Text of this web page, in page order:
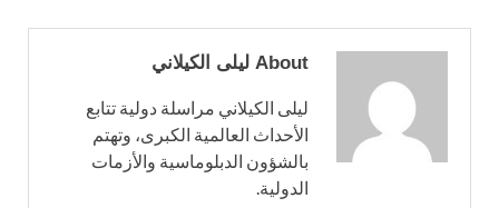
About ليلى الكيلاني
ليلى الكيلاني مراسلة دولية تتابع
الأحداث العالمية الكبرى، وتهتم
بالشؤون الدبلوماسية والأزمات
الدولية.